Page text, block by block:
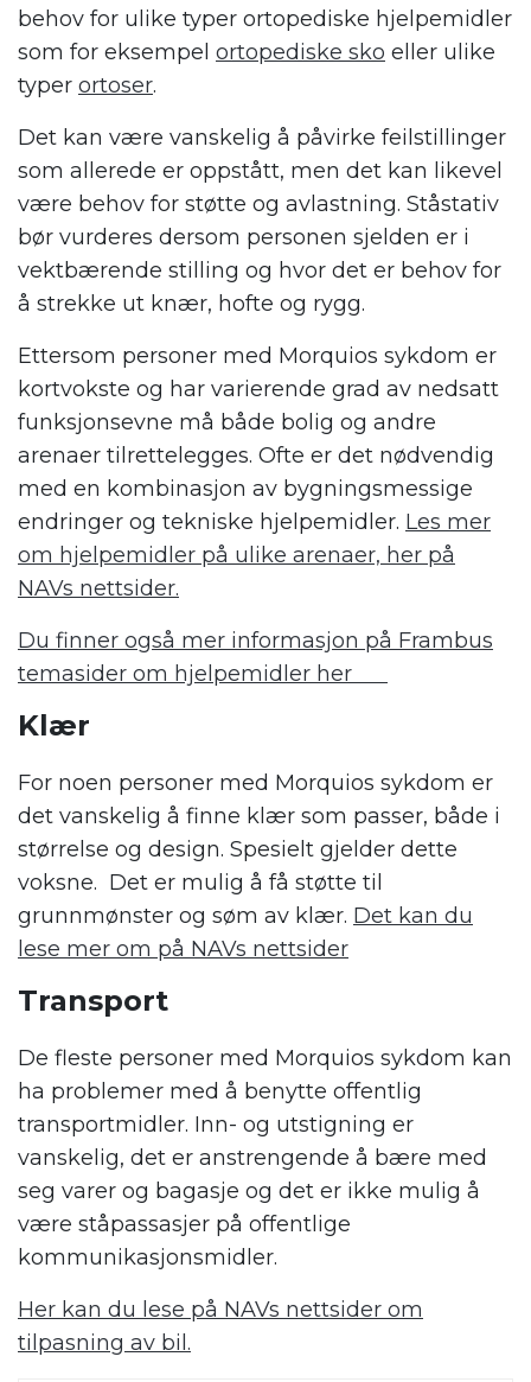
behov for ulike typer ortopediske hjelpemidler
som for eksempel ortopediske sko eller ulike
typer ortoser.
Det kan være vanskelig å påvirke feilstillinger
som allerede er oppstått, men det kan likevel
være behov for støtte og avlastning. Ståstativ
bør vurderes dersom personen sjelden er i
vektbærende stilling og hvor det er behov for
å strekke ut knær, hofte og rygg.
Ettersom personer med Morquios sykdom er
kortvokste og har varierende grad av nedsatt
funksjonsevne må både bolig og andre
arenaer tilrettelegges. Ofte er det nødvendig
med en kombinasjon av bygningsmessige
endringer og tekniske hjelpemidler. Les mer
om hjelpemidler på ulike arenaer, her på
NAVs nettsider.
Du finner også mer informasjon på Frambus
temasider om hjelpemidler her
Klær
For noen personer med Morquios sykdom er
det vanskelig å finne klær som passer, både i
størrelse og design. Spesielt gjelder dette
voksne. Det er mulig å få støtte til
grunnmønster og søm av klær. Det kan du
lese mer om på NAVs nettsider
Transport
De fleste personer med Morquios sykdom kan
ha problemer med å benytte offentlig
transportmidler. Inn- og utstigning er
vanskelig, det er anstrengende å bære med
seg varer og bagasje og det er ikke mulig å
være ståpassasjer på offentlige
kommunikasjonsmidler.
Her kan du lese på NAVs nettsider om
tilpasning av bil.